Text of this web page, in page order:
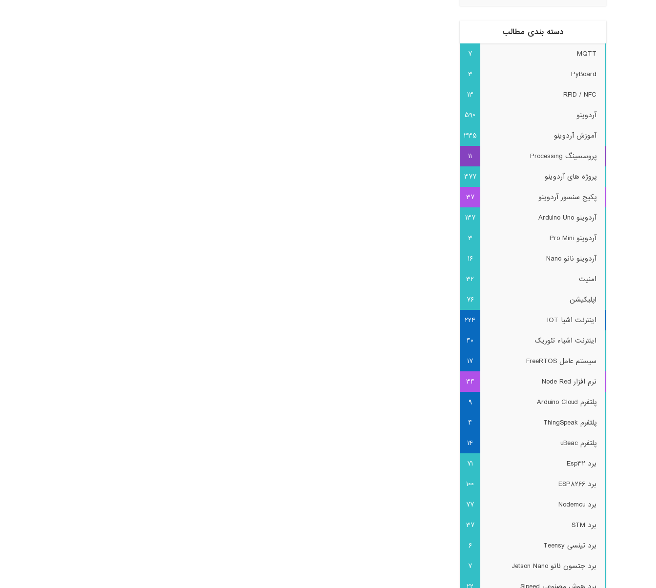
دسته بندی مطالب
MQTT
7
PyBoard
3
RFID / NFC
13
آردوینو
590
آموزش آردوینو
335
پروسسینگ Processing
11
پروژه های آردوینو
377
پکیج سنسور آردوینو
37
آردوینو Arduino Uno
137
آردوینو Pro Mini
3
آردوینو نانو Nano
16
امنیت
32
اپلیکیشن
76
اینترنت اشیا IOT
224
اینترنت اشیاء تئوریک
40
سیستم عامل FreeRTOS
17
نرم افزار Node Red
34
پلتفرم Arduino Cloud
9
پلتفرم ThingSpeak
4
پلتفرم uBeac
14
برد Esp32
71
برد ESP8266
100
برد Nodemcu
77
برد STM
37
برد تینسی Teensy
6
برد جتسون نانو Jetson Nano
7